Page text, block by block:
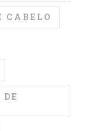
CABELO